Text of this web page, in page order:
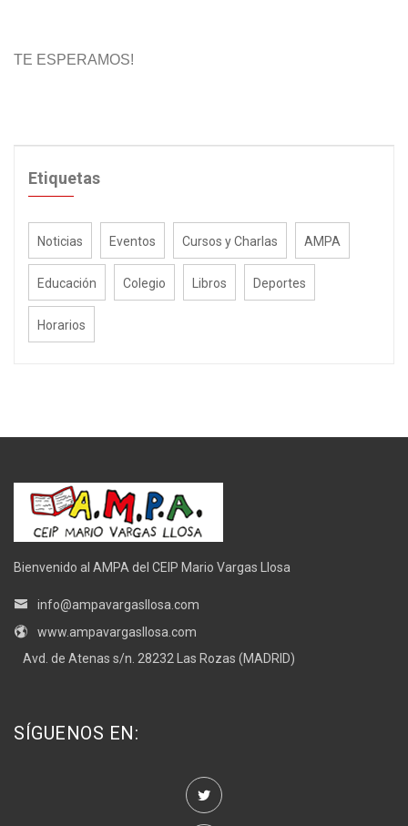
TE ESPERAMOS!
Etiquetas
Noticias Eventos Cursos y Charlas AMPA
Educación Colegio Libros Deportes
Horarios
Bienvenido al AMPA del CEIP Mario Vargas Llosa
info@ampavargasllosa.com
www.ampavargasllosa.com
Avd. de Atenas s/n. 28232 Las Rozas (MADRID)
SÍGUENOS EN: